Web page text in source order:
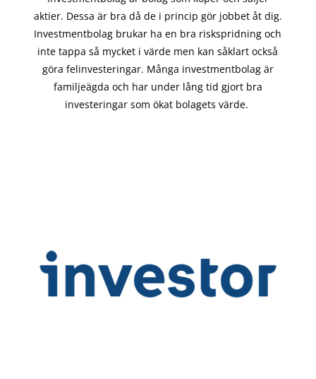
aktier. Dessa är bra då de i princip görjobbet åt dig.
Investmentbolag brukar ha en bra riskspridning och
inte tappa så mycket i värde men kan såklart också
göra felinvesteringar. Många investmentbolag är
familjeägda och har under lång tid gjort bra
investeringar som ökat bolagets värde.